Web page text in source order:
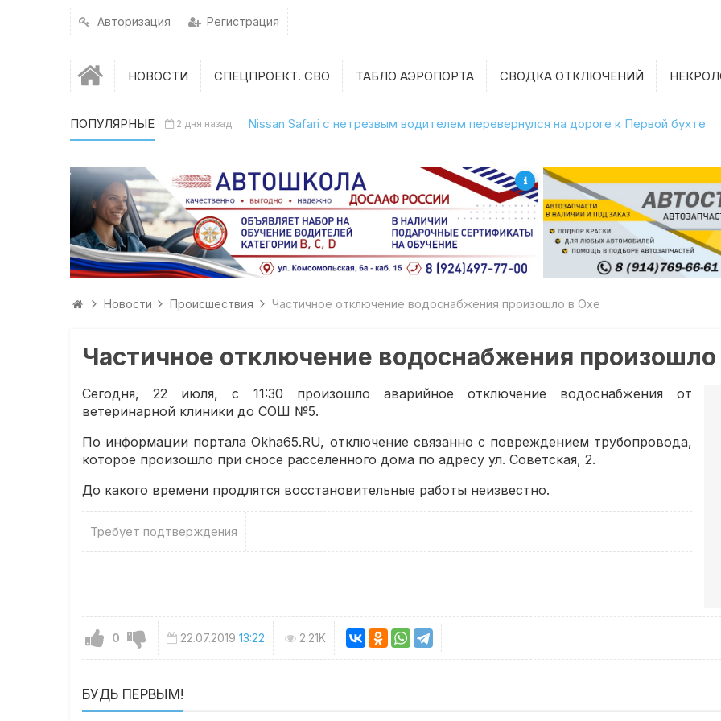
Авторизация Регистрация
НОВОСТИ СПЕЦПРОЕКТ. СВО ТАБЛО АЭРОПОРТА СВОДКА ОТКЛЮЧЕНИЙ
ПОПУЛЯРНЫЕ 2 дня назад Nissan Safari с нетрезвым водителем перевернулся на дороге к Первой бухте
Новости Происшествия Частичное отключение водоснабжения произошло в Охе
Частичное отключение водоснабжения произошло
Сегодня, 22 июля, с 11:30 произошло аварийное отключение водоснабжения от
ветеринарной клиники до СОШ №5.
По информации портала Okha65.RU, отключение связанно с повреждением трубопровода,
которое произошло при сносе расселенного дома по адресу ул. Советская, 2.
До какого времени продлятся восстановительные работы неизвестно.
Требует подтверждения
0 22.07.2019 13:22 2.21K
БУДЬ ПЕРВЫМ!